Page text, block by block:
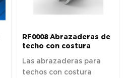
RF0008 Abrazaderas de
techo con costura
solares
Las abrazaderas para
techos con costura